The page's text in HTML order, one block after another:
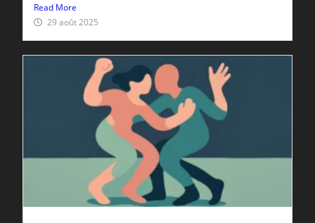
Read More
29 août 2025